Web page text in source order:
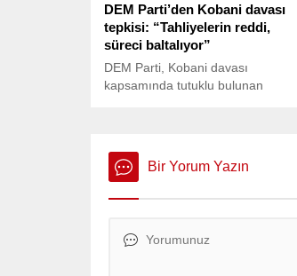
DEM Parti’den Kobani davası
tepkisi: “Tahliyelerin reddi,
süreci baltalıyor”
DEM Parti, Kobani davası
kapsamında tutuklu bulunan
serbest bırakılması sadece
hukukun değil, Barış ve Demokratik
Bir Yorum Yazın